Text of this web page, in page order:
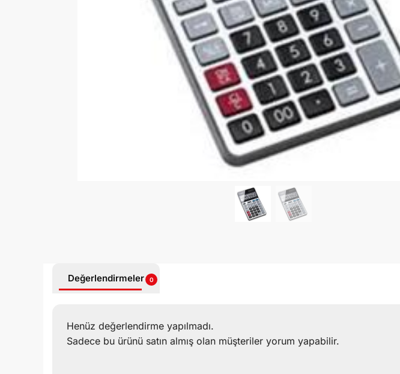
Değerlendirmeler 0
Henüz değerlendirme yapılmadı.
Sadece bu ürünü satın almış olan müşteriler yorum yapabilir.